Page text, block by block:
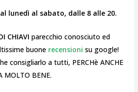
lunedì al sabato, dalle 8 alle 20.
CHIAVI parecchio conosciuto ed
buone recensioni su google!
consigliarlo a tutti, PERCHè ANCHE
MOLTO BENE.